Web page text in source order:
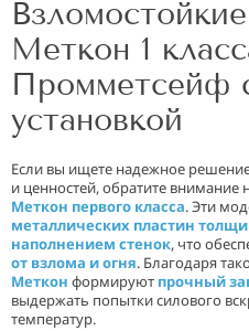
Меткон 1
Промметсейф
установкой
Если вы ищете надежное
и ценностей, обратите внимание
Меткон первого класса. Эти
металлических пластин
наполнением стенок, что
от взлома и огня. Благодаря
Меткон формируют прочный
выдержать попытки силового
температур.